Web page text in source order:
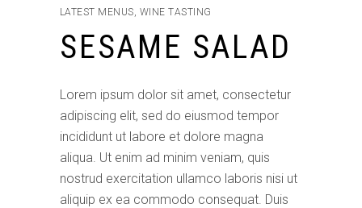
LATEST MENUS WINE TASTING
SESAME SALAD
Lorem ipsum dolor sit amet, consectetur
adipiscing elit, sed do eiusmod tempor
incididunt ut labore et dolore magna
aliqua. Ut enim ad minim veniam, quis
nostrud exercitation ullamco laboris nisi ut
aliquip ex ea commodo consequat. Duis